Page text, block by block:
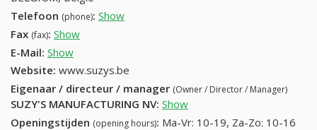
Telefoon (phone): Show
Fax (fax): Show
E-Mail: Show
Website: www.suzys.be
Eigenaar / directeur / manager (Owner / Director / Manager)
SUZY'S MANUFACTURING NV: Show
Openingstijden (opening hours): Ma-Vr: 10-19, Za-Zo: 10-16